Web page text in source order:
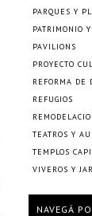
PARQUES Y
PATRIMONIO
PAVILIONS
PROYECTO
REFORMA DE
REFUGIOS
TEATROS Y
TEMPLOS
VIVEROS Y
NAVEGÁ